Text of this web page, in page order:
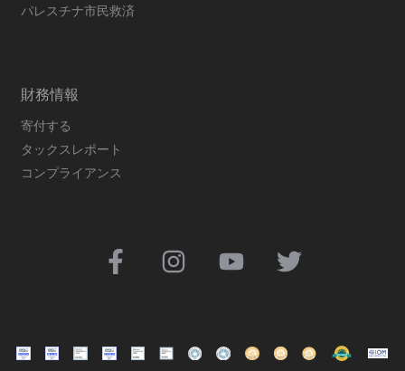
パレスチナ市民救済
財務情報
寄付する
タックスレポート
コンプライアンス